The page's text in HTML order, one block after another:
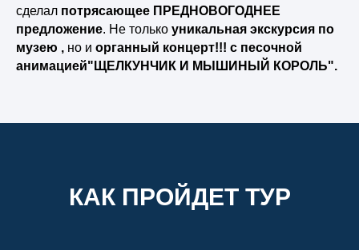
сделал потрясающее ПРЕДНОВОГОДНЕЕ
предложение. Не только уникальная экскурсия по
музею , но и органный концерт!!! с песочной
анимацией"ЩЕЛКУНЧИК И МЫШИНЫЙ КОРОЛЬ".
КАК ПРОЙДЕТ ТУР